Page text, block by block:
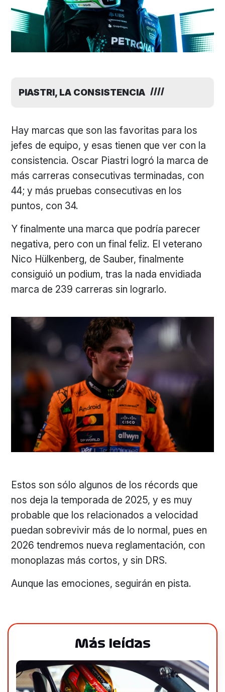
PIASTRI, LA CONSISTENCIA
Hay marcas que son las favoritas para los
jefes de equipo, y esas tienen que ver con la
consistencia. Oscar Piastri logró la marca de
más carreras consecutivas terminadas, con
44; y más pruebas consecutivas en los
puntos, con 34.
Y finalmente una marca que podría parecer
negativa, pero con un final feliz. El veterano
Nico Hülkenberg, de Sauber, finalmente
consiguió un podium, tras la nada envidiada
marca de 239 carreras sin lograrlo.
Estos son sólo algunos de los récords que
nos deja la temporada de 2025, y es muy
probable que los relacionados a velocidad
puedan sobrevivir más de lo normal, pues en
2026 tendremos nueva reglamentación, con
monoplazas más cortos, y sin DRS.
Aunque las emociones, seguirán en pista.
Más leídas